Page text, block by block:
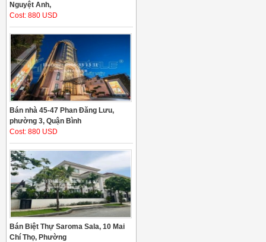
Nguyệt Anh,
Cost: 880 USD
Bán nhà 45-47 Phan Đăng Lưu,
phường 3, Quận Bình
Cost: 880 USD
Bán Biệt Thự Saroma Sala, 10 Mai
Chí Thọ, Phường